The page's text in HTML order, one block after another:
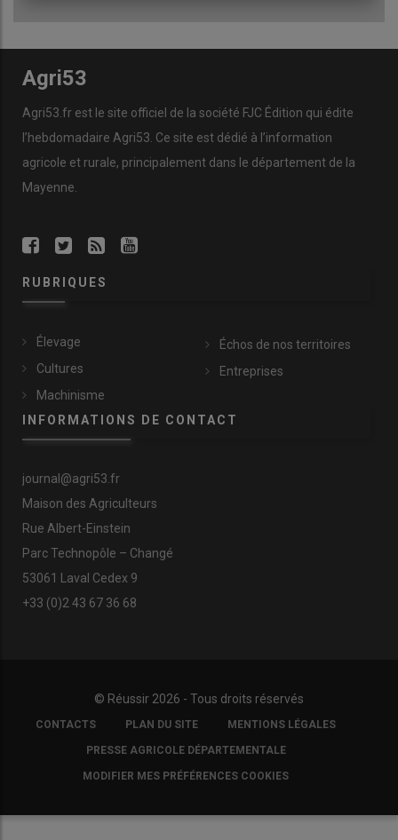
Agri53
Agri53.fr est le site officiel de la société FJC Édition qui édite
l’hebdomadaire Agri53. Ce site est dédié à l’information
agricole et rurale, principalement dans le département de la
Mayenne.
RUBRIQUES
Élevage
Cultures
Machinisme
Échos de nos territoires
Entreprises
INFORMATIONS DE CONTACT
journal@agri53.fr
Maison des Agriculteurs
Rue Albert-Einstein
Parc Technopôle – Changé
53061 Laval Cedex 9
+33 (0)2 43 67 36 68
© Réussir 2026 - Tous droits réservés
FOOTER
COPYRIGHT
CONTACTS PLAN DU SITE MENTIONS LÉGALES
PRESSE AGRICOLE DÉPARTEMENTALE
MODIFIER MES PRÉFÉRENCES COOKIES